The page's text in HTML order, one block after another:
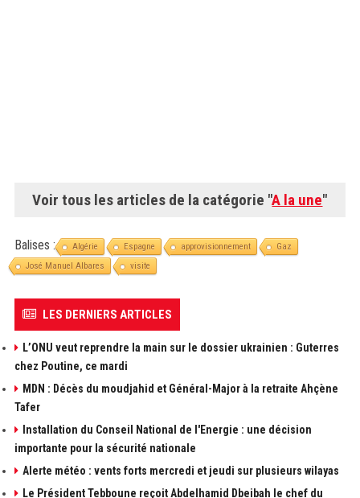
Voir tous les articles de la catégorie "A la une"
Balises : Algérie Espagne approvisionnement
Gaz
José Manuel Albares
visite
LES DERNIERS ARTICLES
L’ONU veut reprendre la main sur le dossier ukrainien : Guterres
chez Poutine, ce mardi
MDN : Décès du moudjahid et Général-Major à la retraite Ahçène
Tafer
Installation du Conseil National de l'Energie : une décision
importante pour la sécurité nationale
Alerte météo : vents forts mercredi et jeudi sur plusieurs wilayas
Le Président Tebboune reçoit Abdelhamid Dbeibah le chef du